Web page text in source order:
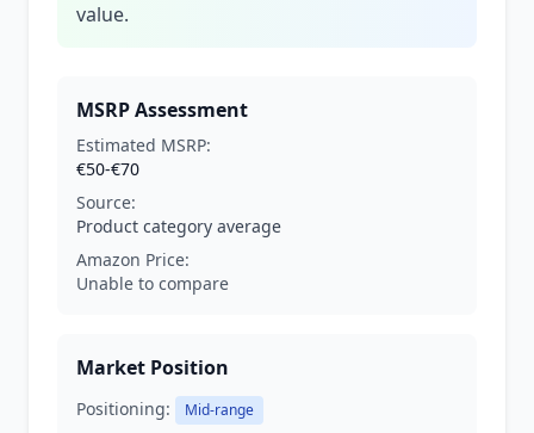
value.
MSRP Assessment
Estimated MSRP:
€50-€70
Source:
Product category average
Amazon Price:
Unable to compare
Market Position
Positioning: Mid-range